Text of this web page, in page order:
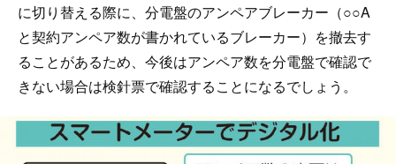
に切り替える際に、分電盤のアンペアブレーカー（○○A
と契約アンペア数が書かれているブレーカー）を撤去す
ることがあるため、今後はアンペア数を分電盤で確認で
きない場合は検針票で確認することになるでしょう。